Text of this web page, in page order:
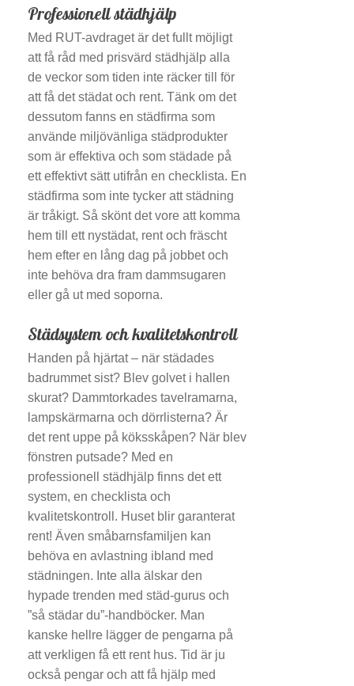
Professionell städhjälp
Med RUT-avdraget är det fullt möjligt
att få råd med prisvärd städhjälp alla
de veckor som tiden inte räcker till för
att få det städat och rent. Tänk om det
dessutom fanns en städfirma som
använde miljövänliga städprodukter
som är effektiva och som städade på
ett effektivt sätt utifrån en checklista. En
städfirma som inte tycker att städning
är tråkigt. Så skönt det vore att komma
hem till ett nystädat, rent och fräscht
hem efter en lång dag på jobbet och
inte behöva dra fram dammsugaren
eller gå ut med soporna.
Städsystem och kvalitetskontroll
Handen på hjärtat – när städades
badrummet sist? Blev golvet i hallen
skurat? Dammtorkades tavelramarna,
lampskärmarna och dörrlisterna? Är
det rent uppe på köksskåpen? När blev
fönstren putsade? Med en
professionell städhjälp finns det ett
system, en checklista och
kvalitetskontroll. Huset blir garanterat
rent! Även småbarnsfamiljen kan
behöva en avlastning ibland med
städningen. Inte alla älskar den
hypade trenden med städ-gurus och
”så städar du”-handböcker. Man
kanske hellre lägger de pengarna på
att verkligen få ett rent hus. Tid är ju
också pengar och att få hjälp med